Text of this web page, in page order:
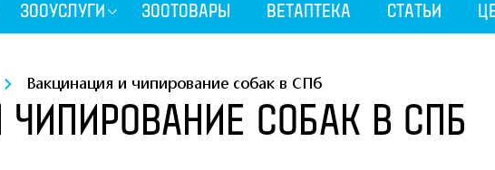
ЗООУСЛУГИ ЗООТОВАРЫ ВЕТАПТЕКА СТАТЬИ
Вакцинация и чипирование собак в СПб
СОБАК В СПБ